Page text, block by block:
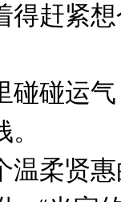
得赶紧
碰碰运
温柔贤